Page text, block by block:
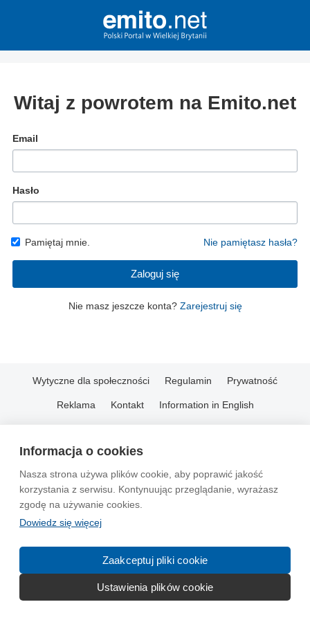
Informacja o cookies
Nasza strona używa plików cookie, aby poprawić jakość
korzystania z serwisu. Kontynuując przeglądanie, wyrażasz
zgodę na używanie cookies.
Dowiedz się więcej
Zaakceptuj pliki cookie
Ustawienia plików cookie
Witaj z powrotem na Emito.net
Email
Hasło
Pamiętaj mnie. Nie pamiętasz hasła?
Zaloguj się
Nie masz jeszcze konta? Zarejestruj się
Wytyczne dla społeczności Regulamin Prywatność
Reklama Kontakt Information in English